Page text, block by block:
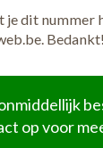
op voor
je dit nummer
Bedankt!